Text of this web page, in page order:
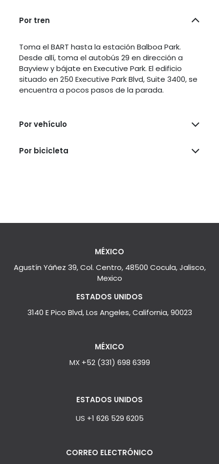
Por tren
Toma el BART hasta la estación Balboa Park.
Desde allí, toma el autobús 29 en dirección a
Bayview y bájate en Executive Park. El edificio
situado en 250 Executive Park Blvd, Suite 3400, se
encuentra a pocos pasos de la parada.
Por vehículo
Por bicicleta
MÉXICO
Agustín Yáñez 39, Col. Centro, 48500 Cocula, Jalisco,
Mexico
ESTADOS UNIDOS
3140 E Pico Blvd, Los Angeles, California, 90023
MÉXICO
MX +52 (331) 698 6399
ESTADOS UNIDOS
US +1 626 529 6205
CORREO ELECTRÓNICO